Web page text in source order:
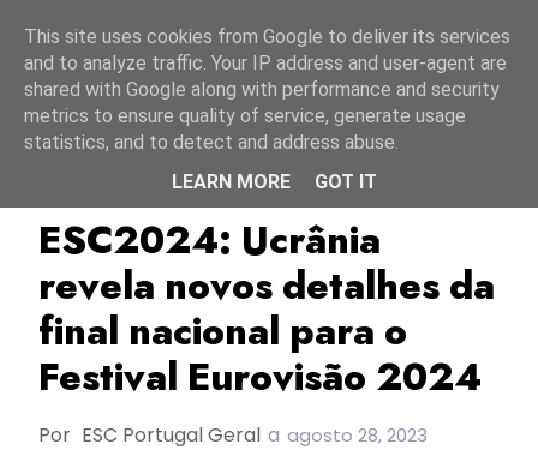
Pianoboy TOP
ESC2024: Ucrânia
revela novos detalhes da
final nacional para o
Festival Eurovisão 2024
Por ESC Portugal Geral a agosto 28, 2023
This site uses cookies from Google to deliver its services
and to analyze traffic. Your IP address and user-agent are
shared with Google along with performance and security
metrics to ensure quality of service, generate usage
statistics, and to detect and address abuse.
LEARN MORE
GOT IT